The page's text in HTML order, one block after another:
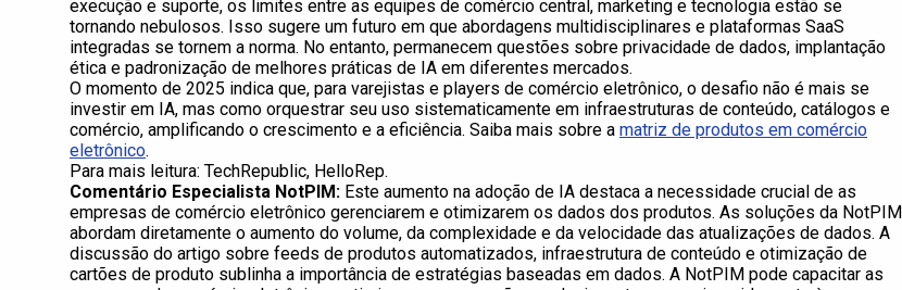
execução e suporte, os limites entre as equipes de comércio central, marketing e tecnologia estão se
tornando nebulosos. Isso sugere um futuro em que abordagens multidisciplinares e plataformas SaaS
integradas se tornem a norma. No entanto, permanecem questões sobre privacidade de dados, implantação
ética e padronização de melhores práticas de IA em diferentes mercados.
O momento de 2025 indica que, para varejistas e players de comércio eletrônico, o desafio não é mais se
investir em IA, mas como orquestrar seu uso sistematicamente em infraestruturas de conteúdo, catálogos e
comércio, amplificando o crescimento e a eficiência. Saiba mais sobre a matriz de produtos em comércio
eletrônico.
Para mais leitura: TechRepublic, HelloRep.
Comentário Especialista NotPIM: Este aumento na adoção de IA destaca a necessidade crucial de as
empresas de comércio eletrônico gerenciarem e otimizarem os dados dos produtos. As soluções da NotPIM
abordam diretamente o aumento do volume, da complexidade e da velocidade das atualizações de dados. A
discussão do artigo sobre feeds de produtos automatizados, infraestrutura de conteúdo e otimização de
cartões de produto sublinha a importância de estratégias baseadas em dados. A NotPIM pode capacitar as